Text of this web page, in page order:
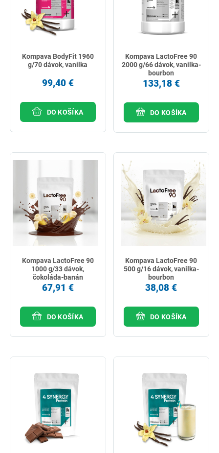
Kompava BodyFit 1960
g/70 dávok, vanilka
99,40 €
DO KOŠÍKA
Kompava LactoFree 90
2000 g/66 dávok, vanilka-
bourbon
133,18 €
DO KOŠÍKA
Kompava LactoFree 90
1000 g/33 dávok,
čokoláda-banán
67,91 €
DO KOŠÍKA
Kompava LactoFree 90
500 g/16 dávok, vanilka-
bourbon
38,08 €
DO KOŠÍKA